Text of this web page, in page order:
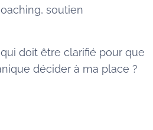
soutien
doit être clarifié pour que
décider à ma place ?